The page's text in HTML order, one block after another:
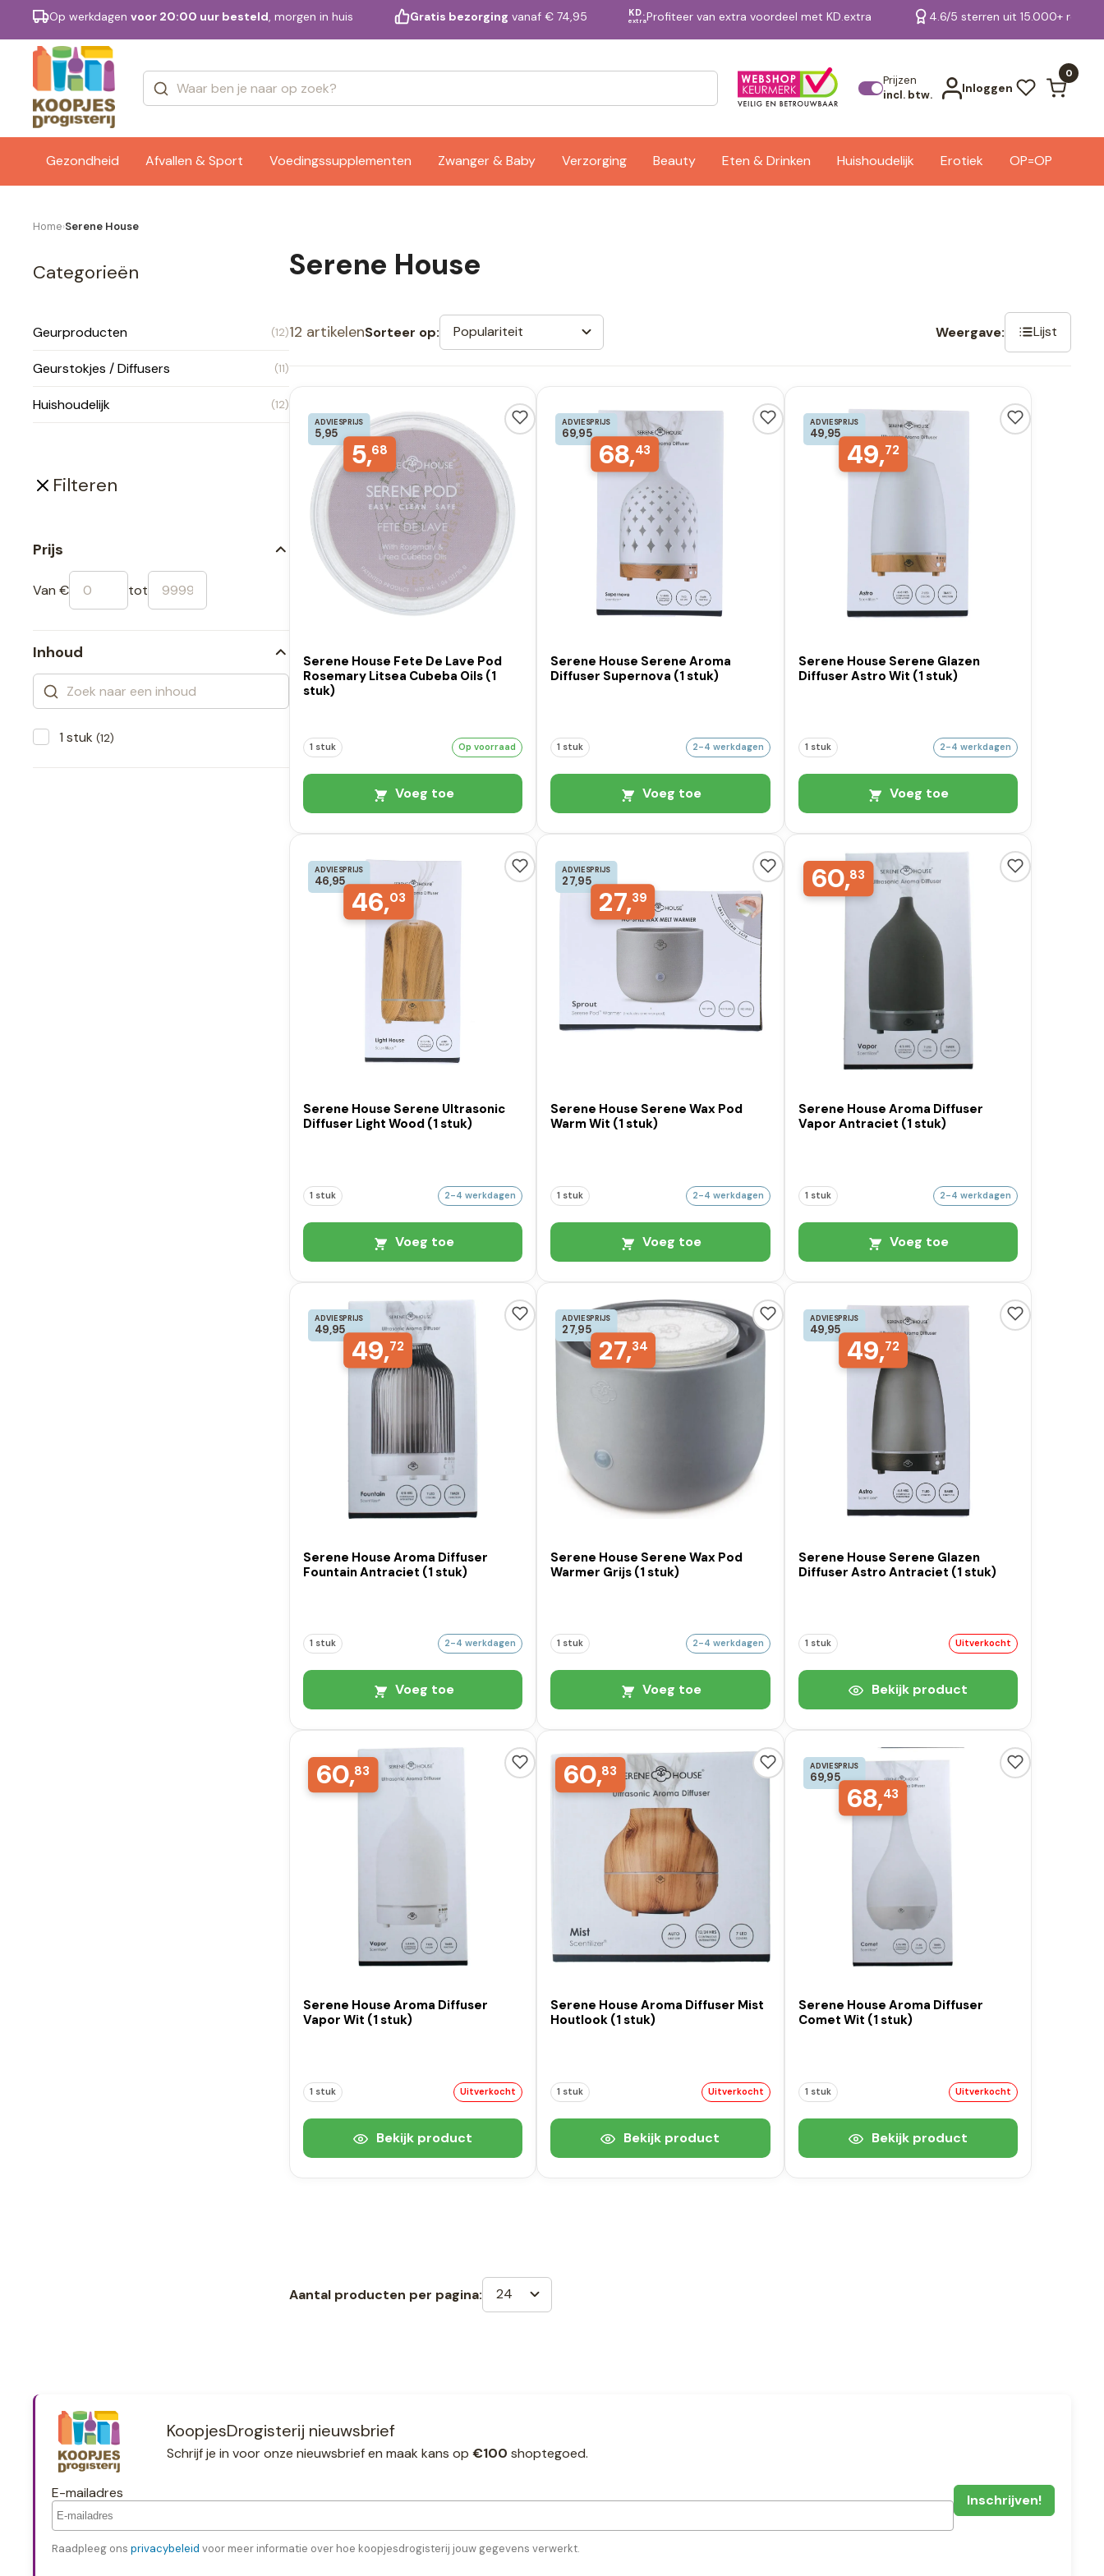
Op werkdagen voor 20:00 uur besteld, morgen in huis Gratis bezorging vanaf € 74,95 KD.
extraProfiteer van extra voordeel met KD.extra 4.6/5 sterren uit 15.000+
Prijzen
incl. btw.
Inloggen
0
Gezondheid Afvallen & Sport Voedingssupplementen Zwanger & Baby Verzorging Beauty Eten & Drinken Huishoudelijk Erotiek OP=OP
Merken Bekijk alle resultaten
Home›Serene House
Categorieën
Geurproducten (12)
Geurstokjes / Diffusers (11)
Huishoudelijk (12)
Filteren
Prijs
Van € tot
Inhoud
1 stuk (12)
Serene House
12 artikelenSorteer op: Populariteit Weergave: Lijst
ADVIESPRIJS
5,95
5,68
Serene House Fete De Lave Pod
Rosemary Litsea Cubeba Oils (1
stuk)
1 stuk Op voorraad
Voeg toe
ADVIESPRIJS
69,95
68,43
Serene House Serene Aroma
Diffuser Supernova (1 stuk)
1 stuk 2-4 werkdagen
Voeg toe
ADVIESPRIJS
49,95
49,72
Serene House Serene Glazen
Diffuser Astro Wit (1 stuk)
1 stuk 2-4 werkdagen
Voeg toe
ADVIESPRIJS
46,95
46,03
Serene House Serene Ultrasonic
Diffuser Light Wood (1 stuk)
1 stuk 2-4 werkdagen
Voeg toe
ADVIESPRIJS
27,95
27,39
Serene House Serene Wax Pod
Warm Wit (1 stuk)
1 stuk 2-4 werkdagen
Voeg toe
60,83
Serene House Aroma Diffuser
Vapor Antraciet (1 stuk)
1 stuk 2-4 werkdagen
Voeg toe
ADVIESPRIJS
49,95
49,72
Serene House Aroma Diffuser
Fountain Antraciet (1 stuk)
1 stuk 2-4 werkdagen
Voeg toe
ADVIESPRIJS
27,95
27,34
Serene House Serene Wax Pod
Warmer Grijs (1 stuk)
1 stuk 2-4 werkdagen
Voeg toe
ADVIESPRIJS
49,95
49,72
Serene House Serene Glazen
Diffuser Astro Antraciet (1 stuk)
1 stuk Uitverkocht
Bekijk product
60,83
Serene House Aroma Diffuser
Vapor Wit (1 stuk)
1 stuk Uitverkocht
Bekijk product
60,83
Serene House Aroma Diffuser Mist
Houtlook (1 stuk)
1 stuk Uitverkocht
Bekijk product
ADVIESPRIJS
69,95
68,43
Serene House Aroma Diffuser
Comet Wit (1 stuk)
1 stuk Uitverkocht
Bekijk product
Aantal producten per pagina: 24
KoopjesDrogisterij nieuwsbrief
Schrijf je in voor onze nieuwsbrief en maak kans op €100 shoptegoed.
E-mailadres
Raadpleeg ons privacybeleid voor meer informatie over hoe koopjesdrogisterij jouw gegevens verwerkt.